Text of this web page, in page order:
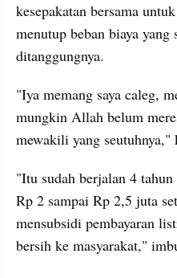
kesepakatan bersama
menutup beban biaya yang
ditanggungnya.
"Iya memang saya caleg,
mungkin Allah belum
mewakili yang
"Itu sudah berjalan 4
Rp 2 sampai Rp 2,5 juta
mensubsidi pembayaran
bersih ke masyarakat,"